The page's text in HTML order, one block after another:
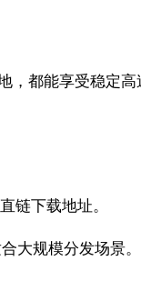
都能享受稳定高
链下载地址。
大规模分发场景。